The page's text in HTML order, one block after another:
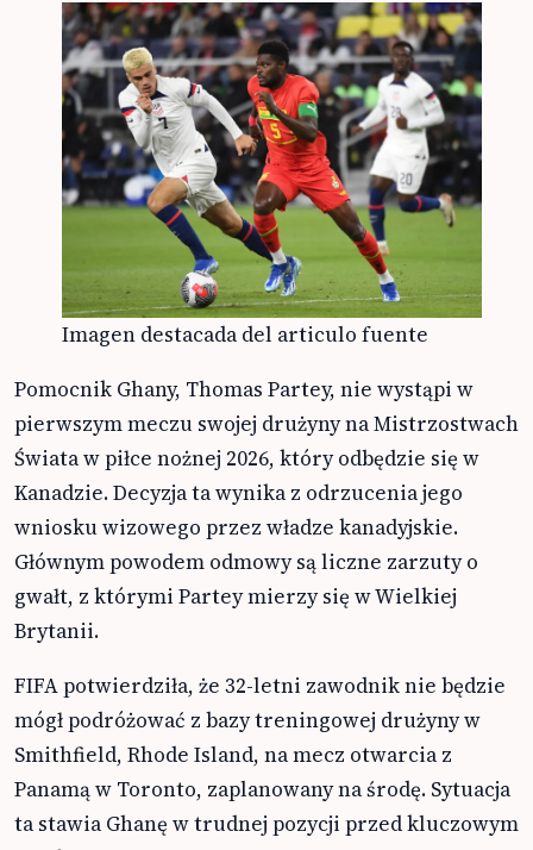
Imagen destacada del articulo fuente
Pomocnik Ghany, Thomas Partey, nie wystąpi w
pierwszym meczu swojej drużyny na Mistrzostwach
Świata w piłce nożnej 2026, który odbędzie się w
Kanadzie. Decyzja ta wynika z odrzucenia jego
wniosku wizowego przez władze kanadyjskie.
Głównym powodem odmowy są liczne zarzuty o
gwałt, z którymi Partey mierzy się w Wielkiej
Brytanii.
FIFA potwierdziła, że 32-letni zawodnik nie będzie
mógł podróżować z bazy treningowej drużyny w
Smithfield, Rhode Island, na mecz otwarcia z
Panamą w Toronto, zaplanowany na środę. Sytuacja
ta stawia Ghanę w trudnej pozycji przed kluczowym